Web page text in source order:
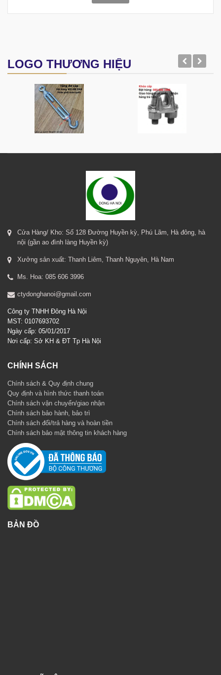
LOGO THƯƠNG HIỆU
Cửa Hàng/ Kho: Số 128 Đường Huyền kỳ, Phú Lãm, Hà đông, hà
nội (gần ao đình làng Huyền kỳ)
Xưởng sản xuất: Thanh Liêm, Thanh Nguyên, Hà Nam
Ms. Hoa: 085 606 3996
ctydonghanoi@gmail.com
Công ty TNHH Đông Hà Nội
MST: 0107693702
Ngày cấp: 05/01/2017
Nơi cấp: Sở KH & ĐT Tp Hà Nội
CHÍNH SÁCH
Chính sách & Quy định chung
Quy định và hình thức thanh toán
Chính sách vận chuyển/giao nhận
Chính sách bảo hành, bảo trì
Chính sách đổi/trả hàng và hoàn tiền
Chính sách bảo mật thông tin khách hàng
BẢN ĐỒ